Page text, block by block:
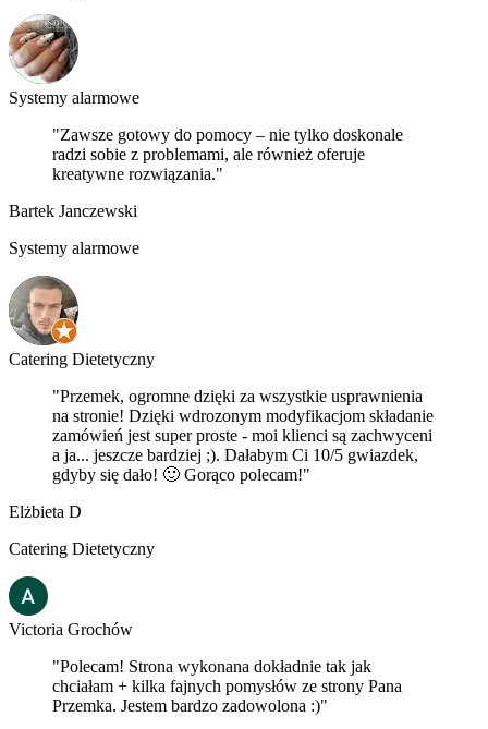
Systemy alarmowe
"Zawsze gotowy do pomocy – nie tylko doskonale
radzi sobie z problemami, ale również oferuje
kreatywne rozwiązania."
Bartek Janczewski
Systemy alarmowe
Catering Dietetyczny
"Przemek, ogromne dzięki za wszystkie usprawnienia
na stronie! Dzięki wdrozonym modyfikacjom składanie
zamówień jest super proste - moi klienci są zachwyceni
a ja... jeszcze bardziej ;). Dałabym Ci 10/5 gwiazdek,
gdyby się dało! 🙂 Gorąco polecam!"
Elżbieta D
Catering Dietetyczny
Victoria Grochów
"Polecam! Strona wykonana dokładnie tak jak
chciałam + kilka fajnych pomysłów ze strony Pana
Przemka. Jestem bardzo zadowolona :)"